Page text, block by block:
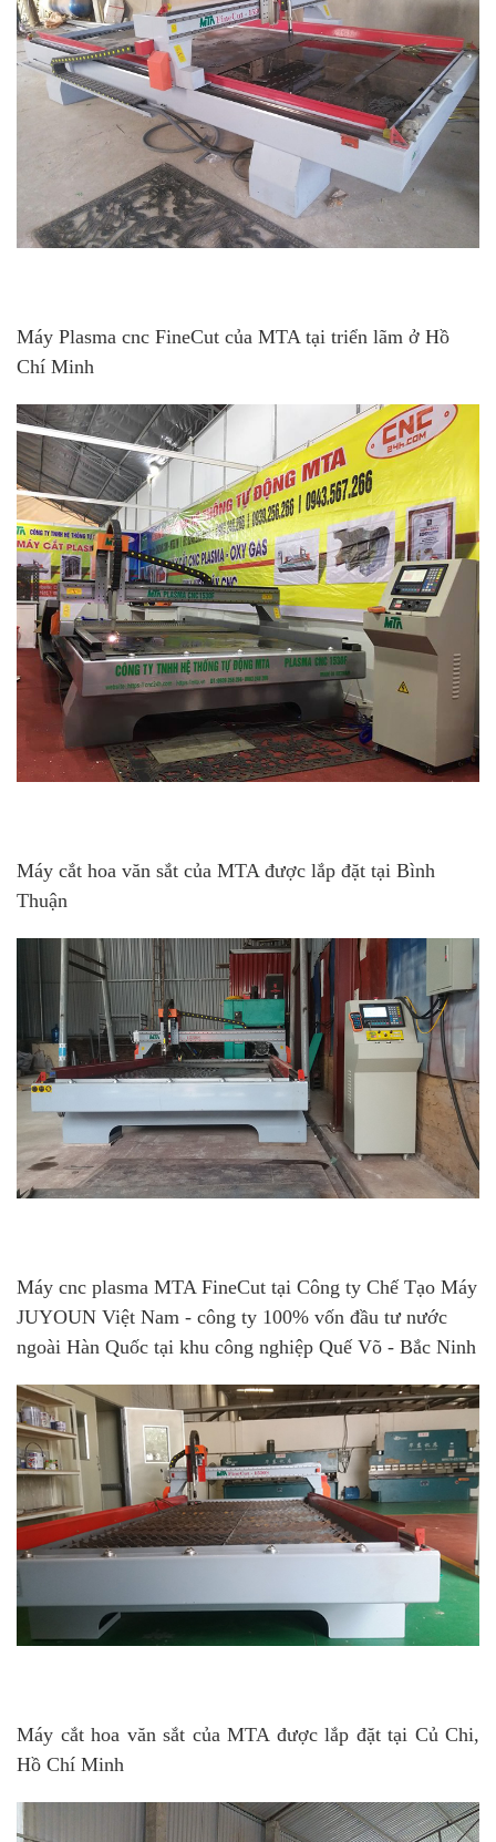
Máy Plasma cnc FineCut của MTA tại triển lãm ở Hồ
Chí Minh
Máy cắt hoa văn sắt của MTA được lắp đặt tại Bình
Thuận
Máy cnc plasma MTA FineCut tại Công ty Chế Tạo Máy
JUYOUN Việt Nam - công ty 100% vốn đầu tư nước
ngoài Hàn Quốc tại khu công nghiệp Quế Võ - Bắc Ninh
Máy cắt hoa văn sắt của MTA được lắp đặt tại Củ Chi,
Hồ Chí Minh